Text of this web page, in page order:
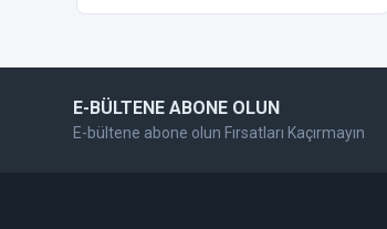
Ürün fiyatı diğer sitelerden daha pahalı.
E-BÜLTENE ABONE OLUN
E-bültene abone olun Fırsatları Kaçırmayın